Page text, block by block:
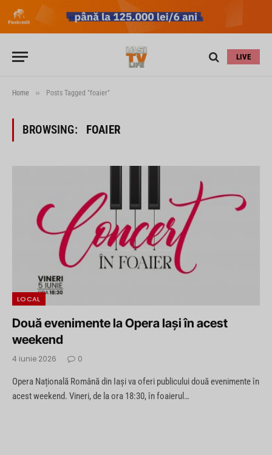
LIVE
Home » Posts Tagged "foaier"
BROWSING: FOAIER
LOCAL
Două evenimente la Opera Iași în acest
weekend
4 iunie 2026 0
Opera Națională Română din Iași va oferi publicului două evenimente în
acest weekend. Vineri, de la ora 18:30, în foaierul…